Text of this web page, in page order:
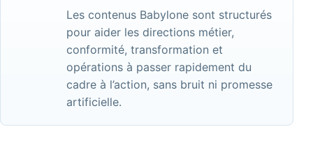
Les contenus Babylone sont structurés
pour aider les directions métier,
conformité, transformation et
opérations à passer rapidement du
cadre à l’action, sans bruit ni promesse
artificielle.